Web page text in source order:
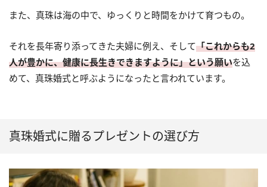
また、真珠は海の中で、ゆっくりと時間をかけて育つもの。
それを長年寄り添ってきた夫婦に例え、そして「これからも2
人が豊かに、健康に長生きできますように」という願いを込
めて、真珠婚式と呼ぶようになったと言われています。
真珠婚式に贈るプレゼントの選び方